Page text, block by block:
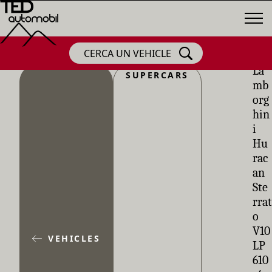
CERCA UN VEHICLE
VEHICLES
SUPERCARS
La
mb
org
hin
i
Hu
rac
an
Ste
rrat
o
V10
LP
610